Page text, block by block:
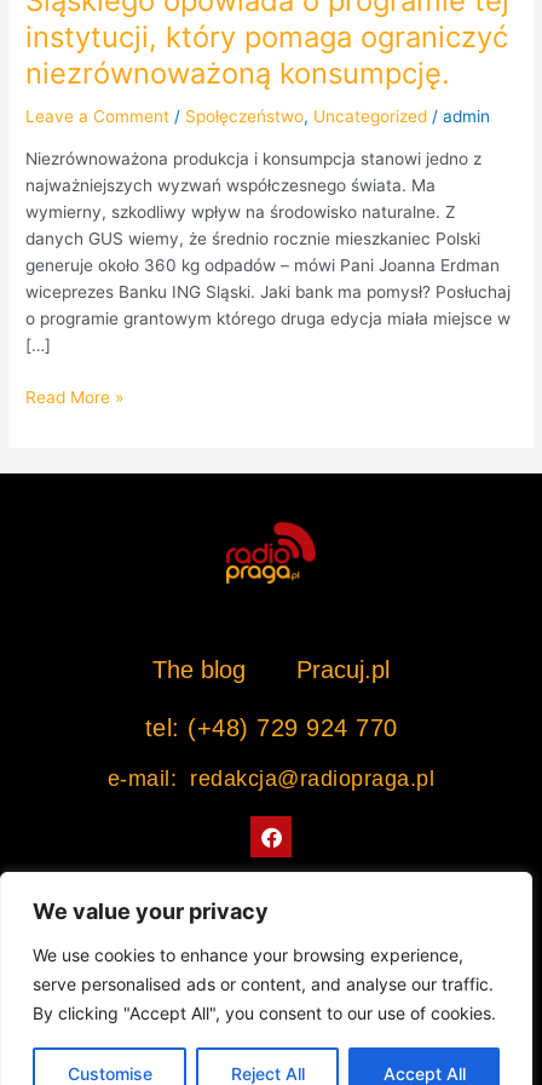
We value your privacy
We use cookies to enhance your browsing experience,
serve personalised ads or content, and analyse our traffic.
By clicking "Accept All", you consent to our use of cookies.
Customise Reject All Accept All
instytucji, który pomaga ograniczyć
niezrównoważoną konsumpcję.
Leave a Comment / Społęczeństwo, Uncategorized /admin
Niezrównoważona produkcja i konsumpcja stanowi jedno z
najważniejszych wyzwań współczesnego świata. Ma
wymierny, szkodliwy wpływ na środowisko naturalne. Z
danych GUS wiemy, że średnio rocznie mieszkaniec Polski
generuje około 360 kg odpadów – mówi Pani Joanna Erdman
wiceprezes Banku ING Sląski. Jaki bank ma pomysł? Posłuchaj
o programie grantowym którego druga edycja miała miejsce w
[…]
Read More »
The blog Pracuj.pl
tel: (+48) 729 924 770
e-mail: redakcja@radiopraga.pl
F
a
c
o
k
Współpracujemy z Muzeum Warszawskiej Pragi
© 2022 All rights Reserved. Radiopraga.pl
Projekt strony internetowej: tomasz-kaminski.pl